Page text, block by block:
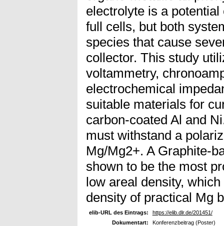
electrolyte is a
full cells, but both
species that cause
collector. This study
voltammetry,
electrochemical
suitable materials for
carbon-coated Al and
must withstand a
Mg/Mg2+. A Graphite-
shown to be the most
low areal density,
density of practical Mg
elib-URL des Eintrags:
https://elib.dlr.de/201451/
Dokumentart:
Konferenzbeitrag (Poster)